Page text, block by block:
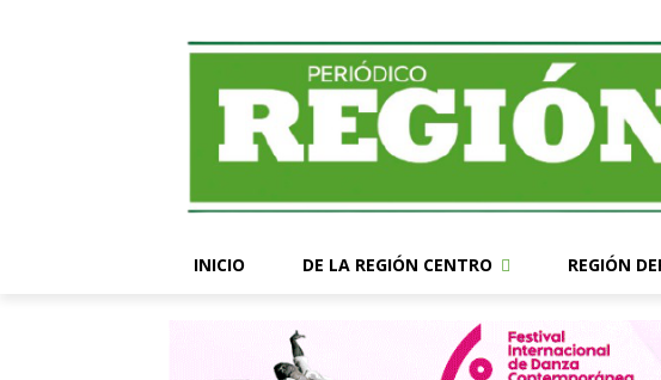
INICIO DE LA REGIÓN CENTRO REGIÓN